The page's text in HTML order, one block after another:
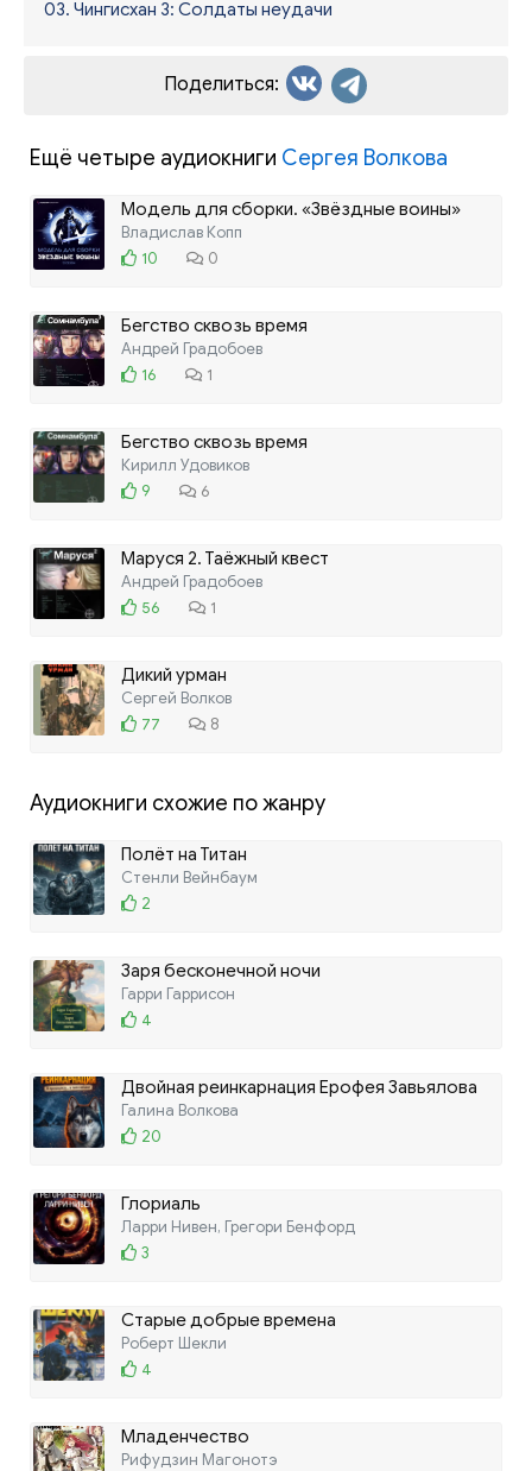
03. Чингисхан 3: Солдаты неудачи
Поделиться:
Ещё четыре аудиокниги Сергея Волкова
Модель для сборки. «Звёздные воины»
Владислав Копп
10
0
Бегство сквозь время
Андрей Градобоев
16
1
Бегство сквозь время
Кирилл Удовиков
9
6
Маруся 2. Таёжный квест
Андрей Градобоев
56
1
Дикий урман
Сергей Волков
77
8
Аудиокниги схожие по жанру
Полёт на Титан
Стенли Вейнбаум
2
Заря бесконечной ночи
Гарри Гаррисон
4
Двойная реинкарнация Ерофея Завьялова
Галина Волкова
20
Глориаль
Ларри Нивен, Грегори Бенфорд
3
Старые добрые времена
Роберт Шекли
4
Младенчество
Рифудзин Магонотэ